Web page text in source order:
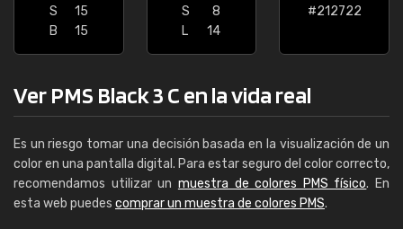
S
15
B
15
S
8
L
14
#212722
Ver PMS Black 3 C en la vida real
Es un riesgo tomar una decisión basada en la visualización de un
color en una pantalla digital. Para estar seguro del color correcto,
recomendamos utilizar un muestra de colores PMS físico. En
esta web puedes comprar un muestra de colores PMS.